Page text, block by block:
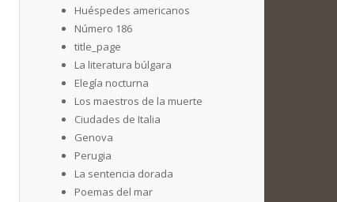
Huéspedes americanos
Número 186
title_page
La literatura búlgara
Elegía nocturna
Los maestros de la muerte
Ciudades de Italia
Genova
Perugia
La sentencia dorada
Poemas del mar